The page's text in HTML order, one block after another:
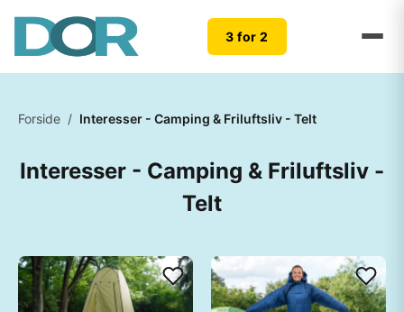
3 for 2
Forside / Interesser - Camping & Friluftsliv - Telt
Interesser - Camping & Friluftsliv -
Telt